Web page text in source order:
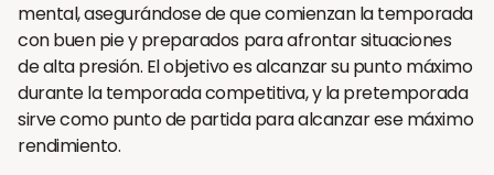
mental, asegurándose de que comienzan la temporada
con buen pie y preparados para afrontar situaciones
de alta presión. El objetivo es alcanzar su punto máximo
durante la temporada competitiva, y la pretemporada
sirve como punto de partida para alcanzar ese máximo
rendimiento.